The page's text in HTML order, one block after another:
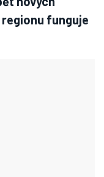
regionu funguje